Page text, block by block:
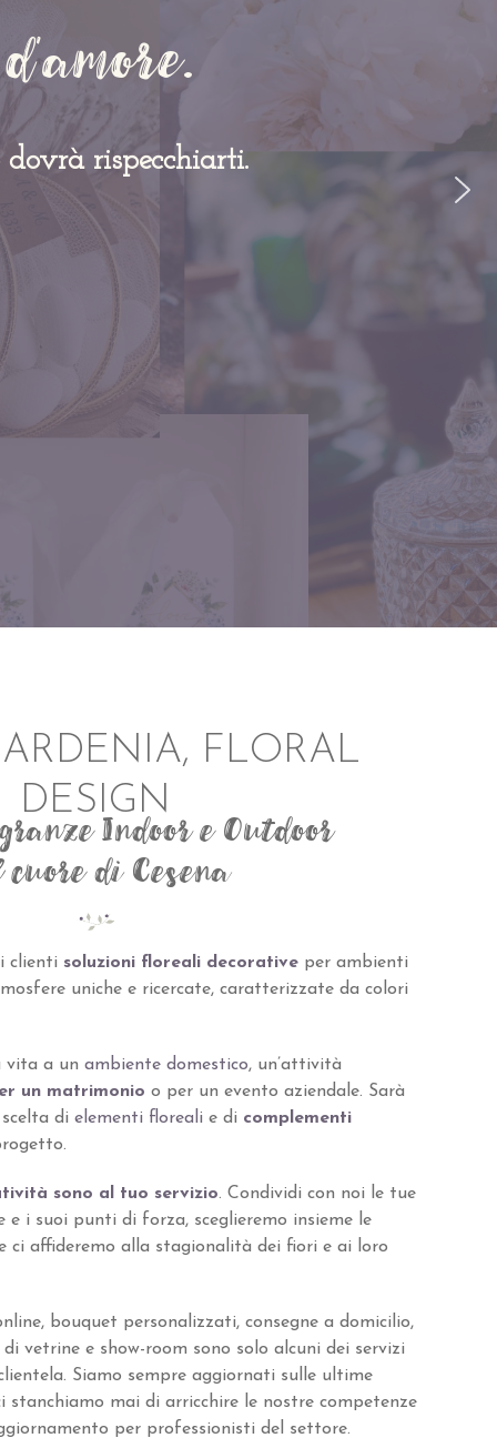
dovrà rispecchiarti.
FLORAL
DESIGN
Indoor e Outdoor
di Cesena
clienti soluzioni floreali decorative per ambienti
uniche e ricercate, caratterizzate da colori
vita a un ambiente domestico, un’attività
un matrimonio o per un evento aziendale. Sarà
di elementi floreali e di complementi
sono al tuo servizio. Condividi con noi le tue
e i suoi punti di forza, sceglieremo insieme le
ci affideremo alla stagionalità dei fiori e ai loro
bouquet personalizzati, consegne a domicilio,
vetrine e show-room sono solo alcuni dei servizi
Siamo sempre aggiornati sulle ultime
stanchiamo mai di arricchire le nostre competenze
per professionisti del settore.